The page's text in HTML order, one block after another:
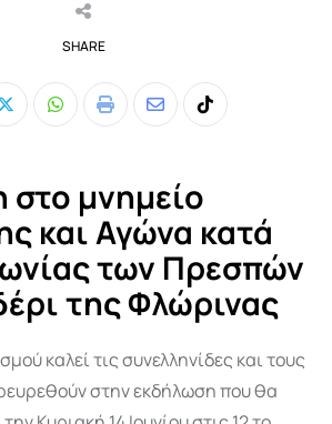
SHARE
Whatsapp
Print
Share
Email
Tiktok
μνημείο
και Αγώνα κατά
των Πρεσπών
της Φλώρινας
καλεί τις συνελληνίδες και τους
στην εκδήλωση που θα